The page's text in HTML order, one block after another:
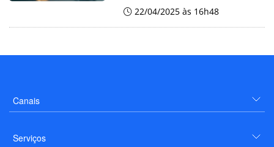
22/04/2025 às 16h48
Canais
Serviços